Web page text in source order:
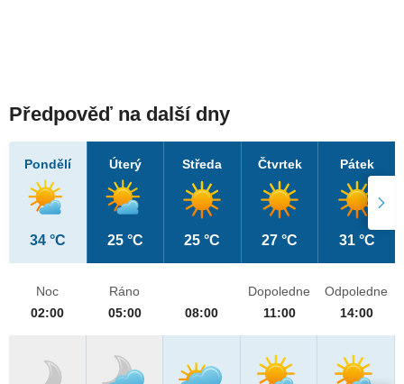
Předpověď na další dny
Pondělí
34 °C
Úterý
25 °C
Středa
25 °C
Čtvrtek
27 °C
Pátek
31 °C
Noc
02:00
Ráno
05:00
08:00
Dopoledne
11:00
Odpoledne
14:00